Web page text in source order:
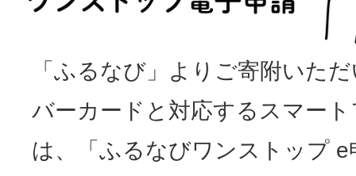
「ふるなび」よりご寄附いた
バーカードと対応するスマー
は、「ふるなびワンストップ